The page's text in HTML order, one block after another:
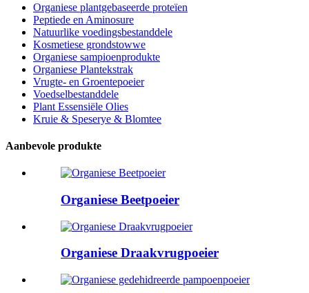
Organiese plantgebaseerde proteïen
Peptiede en Aminosure
Natuurlike voedingsbestanddele
Kosmetiese grondstowwe
Organiese sampioenprodukte
Organiese Plantekstrak
Vrugte- en Groentepoeier
Voedselbestanddele
Plant Essensiële Olies
Kruie & Speserye & Blomtee
Aanbevole produkte
Organiese Beetpoeier
Organiese Draakvrugpoeier